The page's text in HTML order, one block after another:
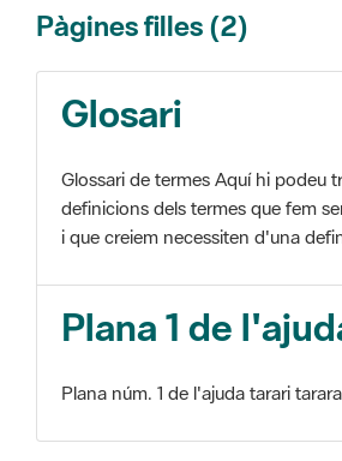
Pàgines filles (2)
Glosari
Glossari de termes Aquí hi podeu
definicions dels termes que fem
i que creiem necessiten d'una
Plana 1 de
Plana núm. 1 de l'ajuda tarari